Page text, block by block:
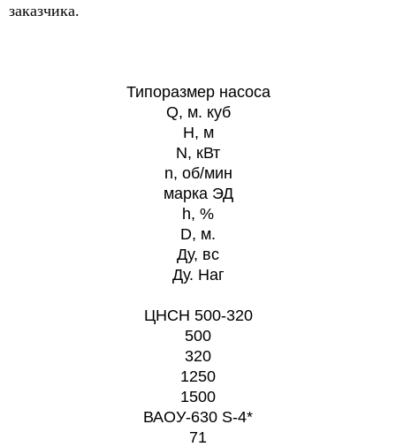
заказчика.
Типоразмер насоса
Q, м. куб
H, м
N, кВт
n, об/мин
марка ЭД
h, %
D, м.
Ду, вс
Ду. Наг
ЦНСН 500-320
500
320
1250
1500
ВАОУ-630 S-4*
71